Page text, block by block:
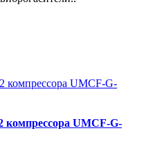
компрессора UMCF-G-